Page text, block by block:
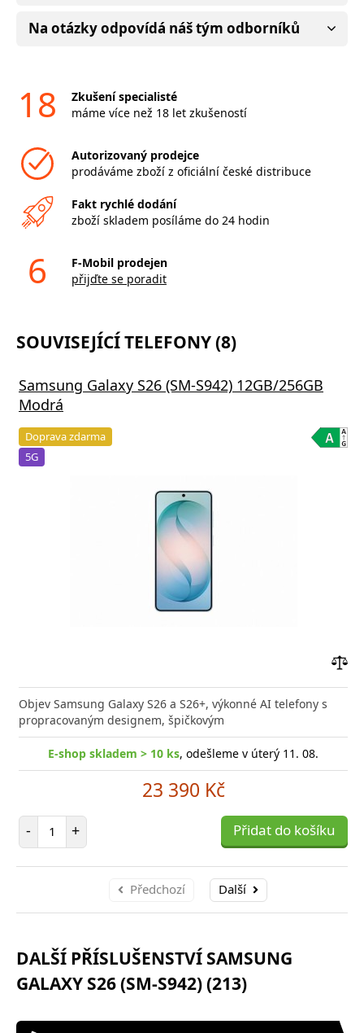
Na otázky odpovídá náš tým odborníků
18
Zkušení specialisté
máme více než 18 let zkušeností
Autorizovaný prodejce
prodáváme zboží z oficiální české distribuce
Fakt rychlé dodání
zboží skladem posíláme do 24 hodin
6
F-Mobil prodejen
přijďte se poradit
SOUVISEJÍCÍ TELEFONY (8)
Samsung Galaxy S26 (SM-S942) 12GB/256GB
Modrá
Doprava zdarma
5G
Objev Samsung Galaxy S26 a S26+, výkonné AI telefony s
propracovaným designem, špičkovým
E-shop skladem > 10 ks, odešleme v úterý 11. 08.
23 390 Kč
- Počet položek
+ Přidat do košíku
Předchozí Další
DALŠÍ PŘÍSLUŠENSTVÍ SAMSUNG
GALAXY S26 (SM-S942) (213)